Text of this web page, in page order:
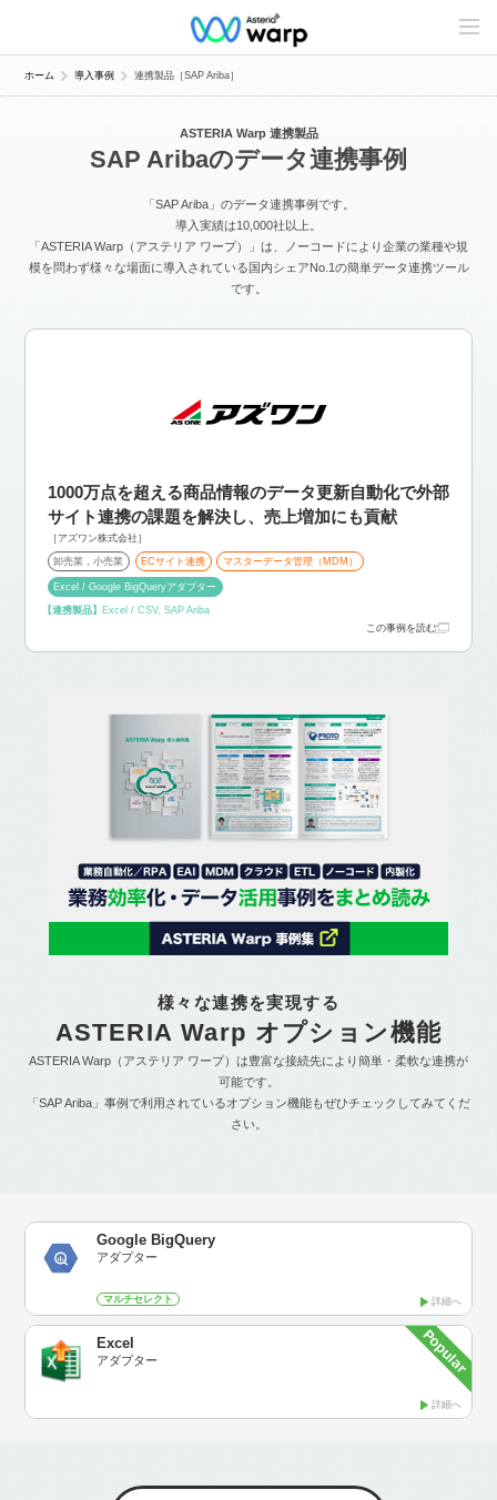
C
n
e
ホーム 導入事例 連携製品［SAP Ariba］
ASTERIA Warp 連携製品
SAP Aribaのデータ連携事例
「SAP Ariba」のデータ連携事例です。
導入実績は10,000社以上。
「ASTERIA Warp（アステリア ワープ）」は、ノーコードにより企業の業種や規
模を問わず様々な場面に導入されている国内シェアNo.1の簡単データ連携ツール
です。
1000万点を超える商品情報のデータ更新自動化で外部
サイト連携の課題を解決し、売上増加にも貢献
［アズワン株式会社］
卸売業，小売業 ECサイト連携 マスターデータ管理（MDM）
Excel / Google BigQueryアダプター
【連携製品】 Excel / CSV, SAP Ariba
この事例を読む
様々な連携を実現する
ASTERIA Warp オプション機能
ASTERIA Warp（アステリア ワープ）は豊富な接続先により簡単・柔軟な連携が
可能です。
「SAP Ariba」事例で利用されているオプション機能もぜひチェックしてみてくだ
さい。
Google BigQuery
アダプター
詳細へ
マルチセレクト
Excel
アダプター
詳細へ